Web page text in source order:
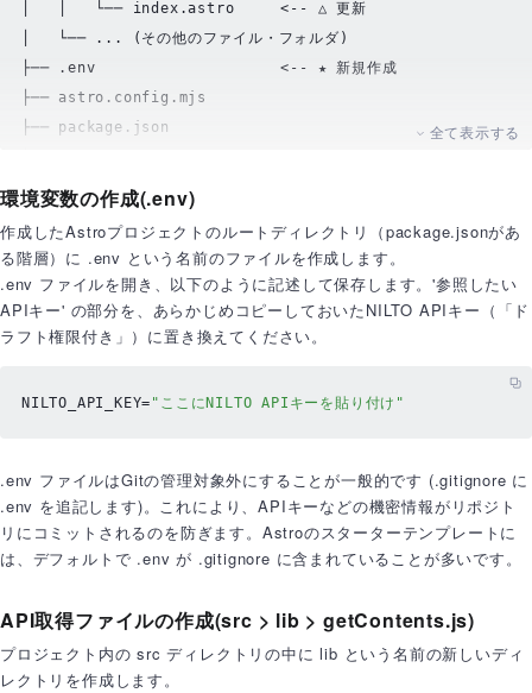
│   │   └── index.astro     <-- △ 更新
│   └── ... (その他のファイル・フォルダ)
├── . env
                    <-- ★ 新規作成
├── astro.config.mjs
├── package.json
全て表示する
環境変数の作成(.env)
作成したAstroプロジェクトのルートディレクトリ（package.jsonがあ
る階層）に .env という名前のファイルを作成します。
.env ファイルを開き、以下のように記述して保存します。'参照したい
APIキー' の部分を、あらかじめコピーしておいたNILTO APIキー（「ド
ラフト権限付き」）に置き換えてください。
NILTO_API_KEY= "ここにNILTO APIキーを貼り付け"
.env ファイルはGitの管理対象外にすることが一般的です (.gitignore に
.env を追記します)。これにより、APIキーなどの機密情報がリポジト
リにコミットされるのを防ぎます。Astroのスターターテンプレートに
は、デフォルトで .env が .gitignore に含まれていることが多いです。
API取得ファイルの作成(src > lib > getContents.js)
プロジェクト内の src ディレクトリの中に lib という名前の新しいディ
レクトリを作成します。